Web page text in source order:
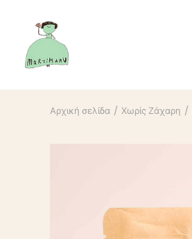
Αρχική σελίδα Χωρίς Ζάχαρη